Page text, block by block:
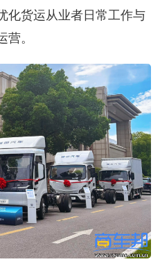
化货运从业者日常工作与
营。